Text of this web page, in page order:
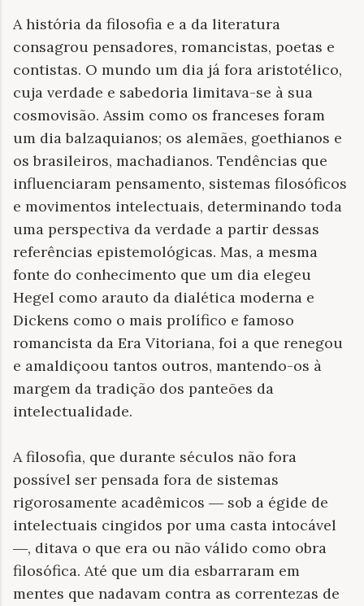
A história da filosofia e a da literatura
consagrou pensadores, romancistas, poetas e
contistas. O mundo um dia já fora aristotélico,
cuja verdade e sabedoria limitava-se à sua
cosmovisão. Assim como os franceses foram
um dia balzaquianos; os alemães, goethianos e
os brasileiros, machadianos. Tendências que
influenciaram pensamento, sistemas filosóficos
e movimentos intelectuais, determinando toda
uma perspectiva da verdade a partir dessas
referências epistemológicas. Mas, a mesma
fonte do conhecimento que um dia elegeu
Hegel como arauto da dialética moderna e
Dickens como o mais prolífico e famoso
romancista da Era Vitoriana, foi a que renegou
e amaldiçoou tantos outros, mantendo-os à
margem da tradição dos panteões da
intelectualidade.
A filosofia, que durante séculos não fora
possível ser pensada fora de sistemas
rigorosamente acadêmicos — sob a égide de
intelectuais cingidos por uma casta intocável
—, ditava o que era ou não válido como obra
filosófica. Até que um dia esbarraram em
mentes que nadavam contra as correntezas de